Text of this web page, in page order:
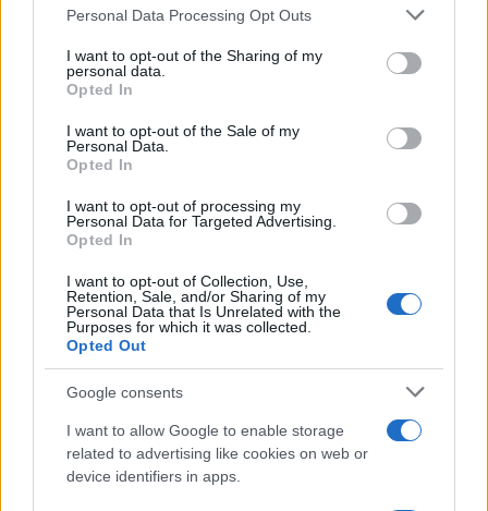
Please note that this website/app uses one or more Google
not limited to your visit or usage behaviour. You may click to
grant or deny consent to Google and its third-party tags to
use your data for below specified purposes in below Google
consent section.
Personal Data Processing Opt Outs
I want to opt-out of the Sharing of my
personal data.
Opted In
I want to opt-out of the Sale of my
Personal Data.
Opted In
I want to opt-out of processing my
Personal Data for Targeted Advertising.
Opted In
I want to opt-out of Collection, Use,
Retention, Sale, and/or Sharing of my
Personal Data that Is Unrelated with the
Purposes for which it was collected.
Opted Out
Google consents
I want to allow Google to enable storage
related to advertising like cookies on web or
device identifiers in apps.
Bimbo di Olbia con talassemia costretto ad andare
Dopo 18 anni Golfo Aranci avrà un nuovo impianto di
depurazione
TEMI: Arzachena Calcio
Danilo Ruzzittu
Mauro Giorico